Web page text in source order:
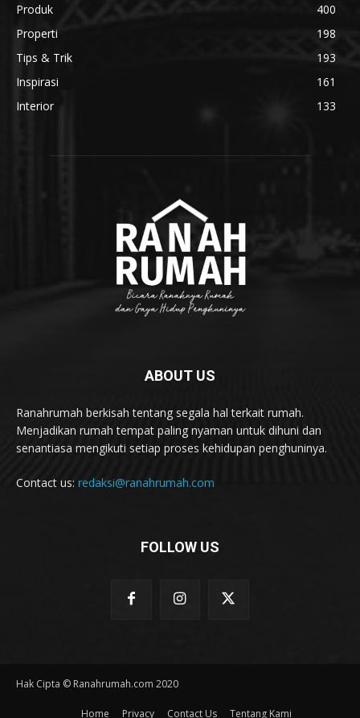
Produk
400
Properti
198
Tips & Trik
193
Inspirasi
161
Interior
133
ABOUT US
Ranahrumah berkisah tentang segala hal terkait rumah.
Menjadikan rumah tempat paling nyaman untuk dihuni dan
senantiasa mengikuti setiap proses kehidupan penghuninya.
Contact us: redaksi@ranahrumah.com
FOLLOW US
Hak Cipta © Ranahrumah.com 2020
Home Privacy Contact Us Tentang Kami